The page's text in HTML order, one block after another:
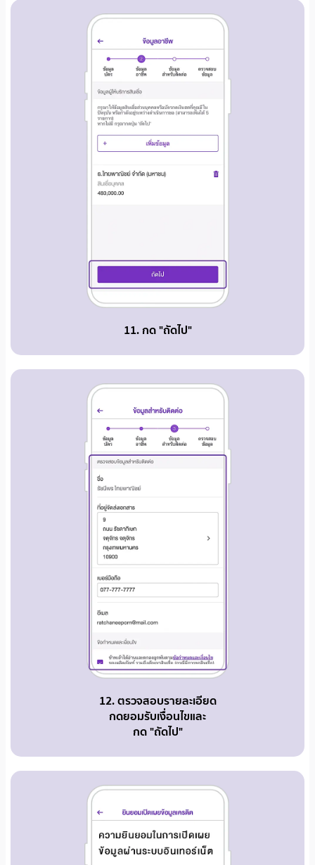
11. กด "ถัดไป"
12. ตรวจสอบรายละเอียด
กดยอมรับเงื่อนไขและ
กด "ถัดไป"